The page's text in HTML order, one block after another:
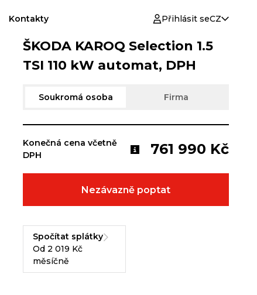
Kontakty Přihlásit seCZ
ŠKODA KAROQ Selection 1.5
TSI 110 kW automat, DPH
Soukromá osoba Firma
Konečná cena včetně
DPH
761 990 Kč
Nezávazně poptat
Spočítat splátky
Od 2 019 Kč
měsíčně